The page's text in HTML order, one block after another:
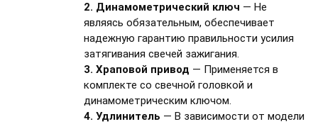
2. Динамометрический ключ — Не
являясь обязательным, обеспечивает
надежную гарантию правильности усилия
затягивания свечей зажигания.
3. Храповой привод — Применяется в
комплекте со свечной головкой и
динамометрическим ключом.
4. Удлинитель — В зависимости от модели